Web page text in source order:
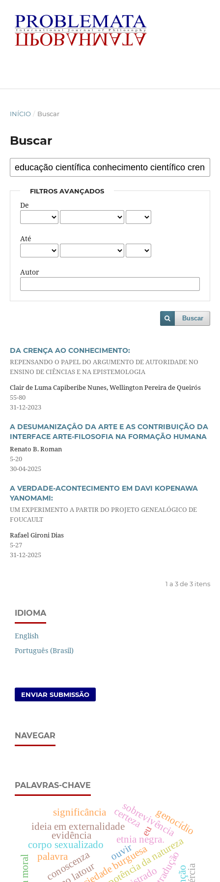
INÍCIO / Buscar
Buscar
FILTROS AVANÇADOS
De
Até
Autor
Buscar
DA CRENÇA AO CONHECIMENTO:
REPENSANDO O PAPEL DO ARGUMENTO DE AUTORIDADE NO
ENSINO DE CIÊNCIAS E NA EPISTEMOLOGIA
Clair de Luma Capiberibe Nunes, Wellington Pereira de Queirós
55-80
31-12-2023
A DESUMANIZAÇÂO DA ARTE E AS CONTRIBUIÇÃO DA
INTERFACE ARTE-FILOSOFIA NA FORMAÇÃO HUMANA
Renato B. Roman
5-20
30-04-2025
A VERDADE-ACONTECIMENTO EM DAVI KOPENAWA
YANOMAMI:
UM EXPERIMENTO A PARTIR DO PROJETO GENEALÓGICO DE
FOUCAULT
Rafael Gironi Dias
5-27
31-12-2025
1 a 3 de 3 itens
IDIOMA
English
Português (Brasil)
ENVIAR SUBMISSÃO
NAVEGAR
PALAVRAS-CHAVE
conoscenza
etnia negra.
evidência impotência da natureza
ideia em externalidade
sociedade burguesa
corpo sexualizado
sobrevivência
genocídio
tradução
palavra
certeza
ouvir
significância
eu